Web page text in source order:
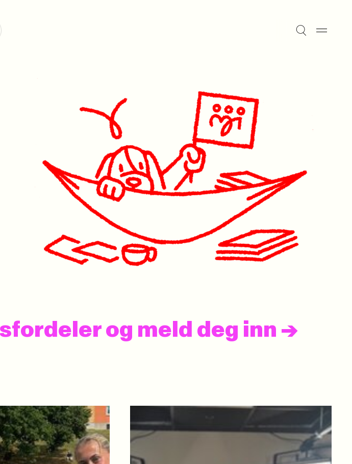
og meld deg inn ->